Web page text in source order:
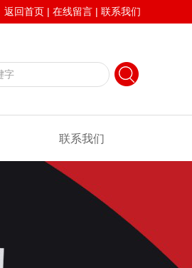
返回首页 | 在线留言 | 联系我们
联系我们